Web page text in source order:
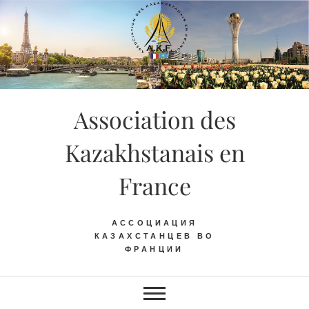
Skip
content
Association des
Kazakhstanais en
France
АССОЦИАЦИЯ
КАЗАХСТАНЦЕВ ВО
ФРАНЦИИ